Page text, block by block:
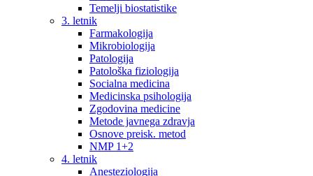
Temelji biostatistike
3. letnik
Farmakologija
Mikrobiologija
Patologija
Patološka fiziologija
Socialna medicina
Medicinska psihologija
Zgodovina medicine
Metode javnega zdravja
Osnove preisk. metod
NMP 1+2
4. letnik
Anesteziologija